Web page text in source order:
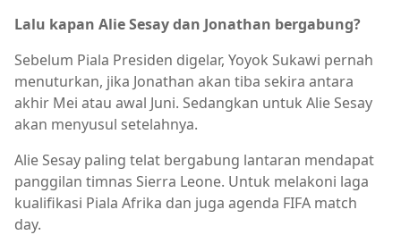
Lalu kapan Alie Sesay dan Jonathan bergabung?
Sebelum Piala Presiden digelar, Yoyok Sukawi pernah
menuturkan, jika Jonathan akan tiba sekira antara
akhir Mei atau awal Juni. Sedangkan untuk Alie Sesay
akan menyusul setelahnya.
Alie Sesay paling telat bergabung lantaran mendapat
panggilan timnas Sierra Leone. Untuk melakoni laga
kualifikasi Piala Afrika dan juga agenda FIFA match
day.